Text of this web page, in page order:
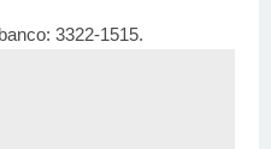
3322-1515.